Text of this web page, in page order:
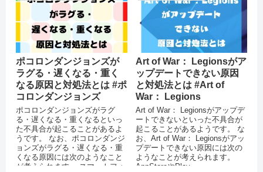
ポコロンダンジョンズが
ラグる・遅くなる・重く
なる原因と対処法とは #ポ
コロンダンジョンズ
ポコロンダンジョンズがラグ
る・遅くなる・重くなるといっ
た不具合が起こることがあるよ
うです。 なお、ポコロンダンジ
ョンズがラグる・遅くなる・重
くなる原因には次のようなこと
が考えられます。 スマートフォ
Art of War： Legionsがア
ップデートできない原因
と対処法とは #Art of
War： Legions
Art of War： Legionsがアップデ
ートできないといった不具合が
起こることがあるようです。 な
お、Art of War： Legionsがアッ
プデートできない原因には次の
ようなことが考えられます。
AppStoreやPlay...